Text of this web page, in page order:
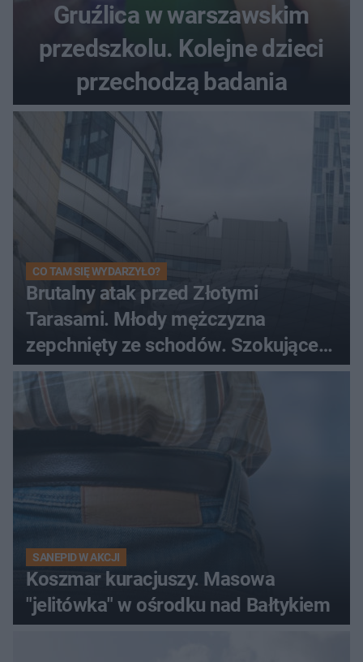
Gruźlica w warszawskim
przedszkolu. Kolejne dzieci
przechodzą badania
CO TAM SIĘ WYDARZYŁO?
Brutalny atak przed Złotymi
Tarasami. Młody mężczyzna
zepchnięty ze schodów. Szokujące
nagranie krąży po sieci
SANEPID W AKCJI
Koszmar kuracjuszy. Masowa
"jelitówka" w ośrodku nad Bałtykiem